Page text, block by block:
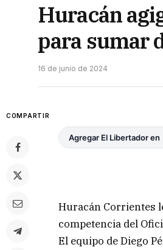
Huracán
para sumar
16 de junio de 2024
COMPARTIR
Agregar El Libertador en
Huracán Corrientes
competencia del
El equipo de Diego